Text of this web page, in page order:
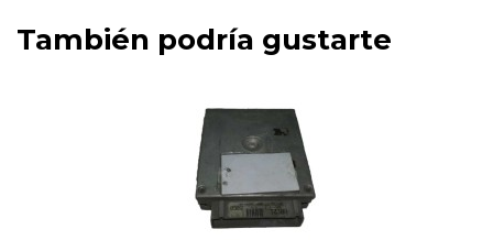
También podría gustarte